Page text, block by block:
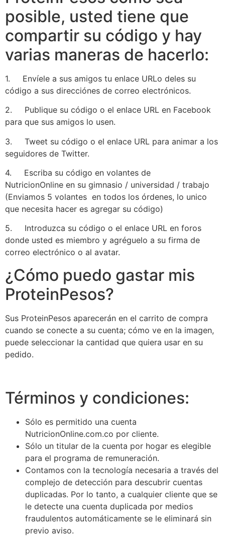
posible, usted tiene que
compartir su código y hay
varias maneras de hacerlo:
1. Envíele a sus amigos tu enlace URLo deles su
código a sus direcciónes de correo electrónicos.
2. Publique su código o el enlace URL en Facebook
para que sus amigos lo usen.
3. Tweet su código o el enlace URL para animar a los
seguidores de Twitter.
4. Escriba su código en volantes de
NutricionOnline en su gimnasio / universidad / trabajo
(Enviamos 5 volantes en todos los órdenes, lo unico
que necesita hacer es agregar su código)
5. Introduzca su código o el enlace URL en foros
donde usted es miembro y agréguelo a su firma de
correo electrónico o al avatar.
¿Cómo puedo gastar mis
ProteinPesos?
Sus ProteinPesos aparecerán en el carrito de compra
cuando se conecte a su cuenta; cómo ve en la imagen,
puede seleccionar la cantidad que quiera usar en su
pedido.
Términos y condiciones:
Sólo es permitido una cuenta
NutricionOnline.com.co por cliente.
Sólo un titular de la cuenta por hogar es elegible
para el programa de remuneración.
Contamos con la tecnología necesaria a través del
complejo de detección para descubrir cuentas
duplicadas. Por lo tanto, a cualquier cliente que se
le detecte una cuenta duplicada por medios
fraudulentos automáticamente se le eliminará sin
previo aviso.